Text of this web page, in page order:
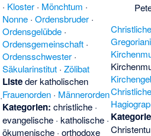
of Fire
(
zum
Visio
·
· Kloster · Mönchtum ·
Nonne ·Ordensbruder ·
Ordensgelübde ·
Ordensgemeinschaft ·
Ordensschwester ·
Säkularinstitut ·Zölibat
Listeder katholischen
Frauenorden · Männerorden
Kategorien: christliche ·
evangelische ·katholische ·
ökumenische ·orthodoxe